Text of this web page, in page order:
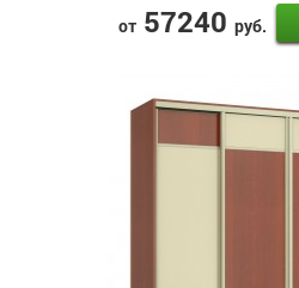
от 57240 руб.